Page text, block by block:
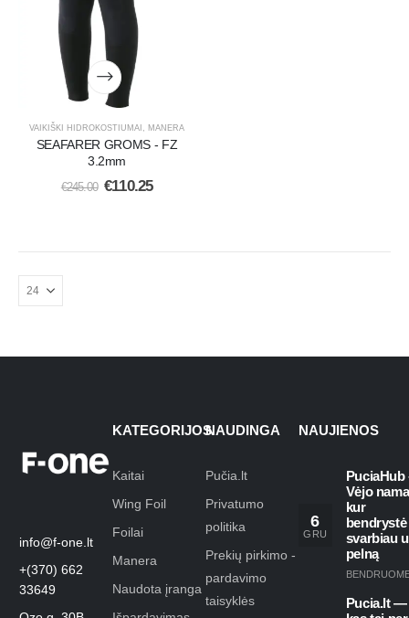
VAIKIŠKI HIDROKOSTIUMAI , MANERA
SEAFARER GROMS - FZ
3.2mm
€245.00 €110.25
info@f-one.lt
+(370) 662
33649
KATEGORIJOS
Kaitai
Wing Foil
Foilai
Manera
Naudota įranga
NAUDINGA
Pučia.lt
Privatumo
politika
Prekių pirkimo -
pardavimo
taisyklės
NAUJIENOS
6
GRU
PuciaHub
Vėjo
kur
bendrystė
svarbiau
pelną
Pucia.lt —